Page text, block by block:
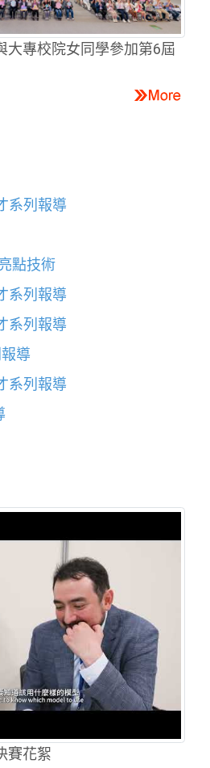
大專校院女同學參加第6屆
系列報導
點技術
系列報導
系列報導
導
系列報導
賽花絮